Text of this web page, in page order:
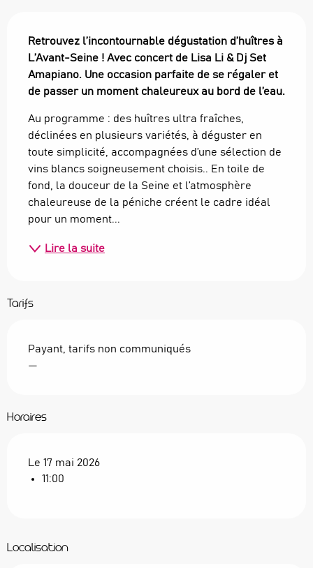
Retrouvez l’incontournable dégustation d’huîtres à
L’Avant-Seine ! Avec concert de Lisa Li & Dj Set
Amapiano. Une occasion parfaite de se régaler et
de passer un moment chaleureux au bord de l’eau.
Au programme : des huîtres ultra fraîches,
déclinées en plusieurs variétés, à déguster en
toute simplicité, accompagnées d’une sélection de
vins blancs soigneusement choisis.. En toile de
fond, la douceur de la Seine et l’atmosphère
chaleureuse de la péniche créent le cadre idéal
pour un moment...
Lire la suite
Tarifs
Payant, tarifs non communiqués
—
Horaires
Le 17 mai 2026
11:00
Localisation